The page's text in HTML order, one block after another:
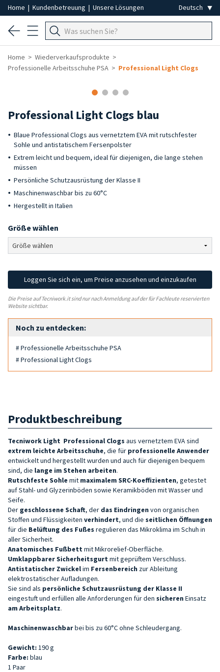
Home | Kundenbetreuung | Unsere Lösungen
Home
Wiederverkaufsprodukte
Professionelle Arbeitsschuhe PSA
Professional Light Clogs
Professional Light Clogs blau
Blaue Professional Clogs aus vernetztem EVA mit rutschfester
Sohle und antistatischem Fersenpolster
Extrem leicht und bequem, ideal für diejenigen, die lange stehen
müssen
Persönliche Schutzausrüstung der Klasse II
Maschinenwaschbar bis zu 60°C
Hergestellt in Italien
Größe wählen
Loggen Sie sich ein, um Preise anzusehen und einzukaufen
Die Preise auf Tecniwork.it sind nur nach Anmeldung auf der für Fachleute reservierten
Website sichtbar.
Noch zu entdecken:
# Professionelle Arbeitsschuhe PSA
# Professional Light Clogs
Produktbeschreibung
Tecniwork Light Professional Clogs aus vernetztem EVA sind
extrem leichte Arbeitsschuhe, die für professionelle Anwender
entwickelt und hergestellt wurden und auch für diejenigen bequem
sind, die lange im Stehen arbeiten.
Rutschfeste Sohle mit maximalem SRC-Koeffizienten, getestet
auf Stahl- und Glyzerinböden sowie Keramikböden mit Wasser und
Seife.
Der geschlossene Schaft, der das Eindringen von organischen
Stoffen und Flüssigkeiten verhindert, und die seitlichen Öffnungen
für die Belüftung des Fußes regulieren das Mikroklima im Schuh in
aller Sicherheit.
Anatomisches Fußbett mit Mikrorelief-Oberfläche.
Umklappbarer Sicherheitsgurt mit geprüftem Verschluss.
Antistatischer Zwickelim Fersenbereich zur Ableitung
elektrostatischer Aufladungen.
Sie sind als persönliche Schutzausrüstung der Klasse II
eingestuft und erfüllen alle Anforderungen für den sicheren Einsatz
am Arbeitsplatz.
Maschinenwaschbarbei bis zu 60°C ohne Schleudergang.
Gewicht: 190 g
Farbe: blau
1 Paar